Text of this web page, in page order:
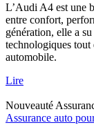
L’Audi A4 est une
entre confort,
génération, elle a
technologiques tout
automobile.
Lire
Nouveauté
Assurance auto